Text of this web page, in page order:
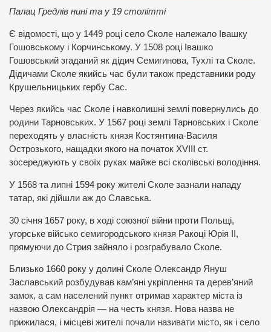
Палац Гредлів нині та у 19 столітті
Є відомості, що у 1449 році село Сколе належало Івашку
Гошовському і Корчинському. У 1508 році Івашко
Гошовський згаданий як дідич Семигинова, Тухлі та Сколе.
Дідичами Сколе якийсь час були також представники роду
Крушельницьких гербу Сас.
Через якийсь час Сколе і навколишні землі повернулись до
родини Тарновських. У 1567 році землі Тарновських і Сколе
переходять у власність князя Костянтина-Василя
Острозького, нащадки якого на початок XVIII ст.
зосереджують у своїх руках майже всі сколівські володіння.
У 1568 та липні 1594 року жителі Сколе зазнали нападу
татар, які дійшли аж до Славська.
30 січня 1657 року, в ході союзної війни проти Польщі,
угорське військо семигородського князя Ракоці Юрія II,
прямуючи до Стрия зайняло і розграбувало Сколе.
Близько 1660 року у долині Сколе Олександр Януш
Заславський розбудував кам’яні укріплення та дерев’яний
замок, а сам населений пункт отримав характер міста із
назвою Олександрія — на честь князя. Нова назва не
прижилася, і місцеві жителі почали називати місто, як і село